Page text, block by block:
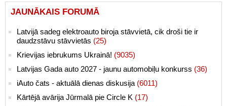
JAUNĀKAIS FORUMĀ
Latvijā sadeg elektroauto biroja stāvvietā, cik droši tie ir
daudzstāvu stāvvietās (25)
Krievijas iebrukums Ukrainā! (9035)
Latvijas Gada auto 2027 - jaunu automobiļu konkurss (36)
iAuto čats - aktuālā dienas diskusija (6011)
Kārtējā avārija Jūrmalā pie Circle K (17)